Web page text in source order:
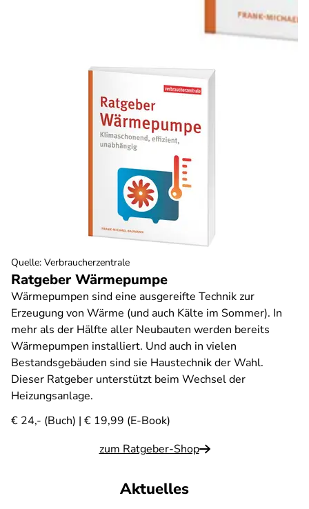
Ratgeber Wärmepumpe
Wärmepumpen sind eine ausgereifte Technik zur
Erzeugung von Wärme (und auch Kälte im Sommer). In
mehr als der Hälfte aller Neubauten werden bereits
Wärmepumpen installiert. Und auch in vielen
Bestandsgebäuden sind sie Haustechnik der Wahl.
Dieser Ratgeber unterstützt beim Wechsel der
Heizungsanlage.
€ 24,- (Buch) | € 19,99 (E-Book)
zum Ratgeber-Shop
Quelle: Verbraucherzentrale
Aktuelles